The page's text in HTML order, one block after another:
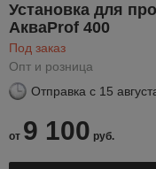
Установка для
АкваProf 400
Под заказ
Опт и розница
Отправка с 15
от 9 100 руб.